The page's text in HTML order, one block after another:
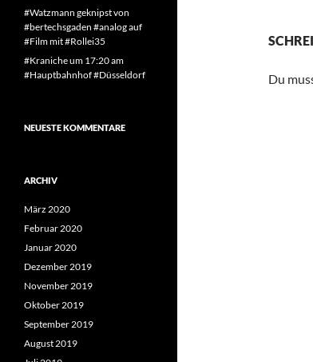
Du
#Watzmann geknipst von
#bertechsgaden #analog auf
#Film mit #Rollei35
#Kraniche um 17:20 am
#Hauptbahnhof #Düsseldorf
NEUESTE KOMMENTARE
ARCHIV
März 2020
Februar 2020
Januar 2020
Dezember 2019
November 2019
Oktober 2019
September 2019
August 2019